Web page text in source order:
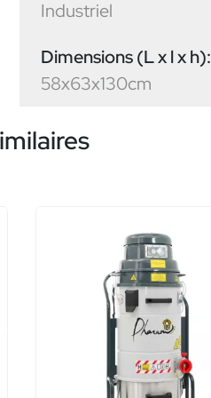
Industriel
Dimensions (L x l x h):
58x63x130cm